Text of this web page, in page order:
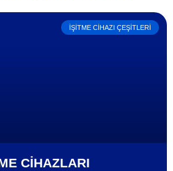
İŞITME CIHAZI ÇEŞITLERI
CIHAZLARI